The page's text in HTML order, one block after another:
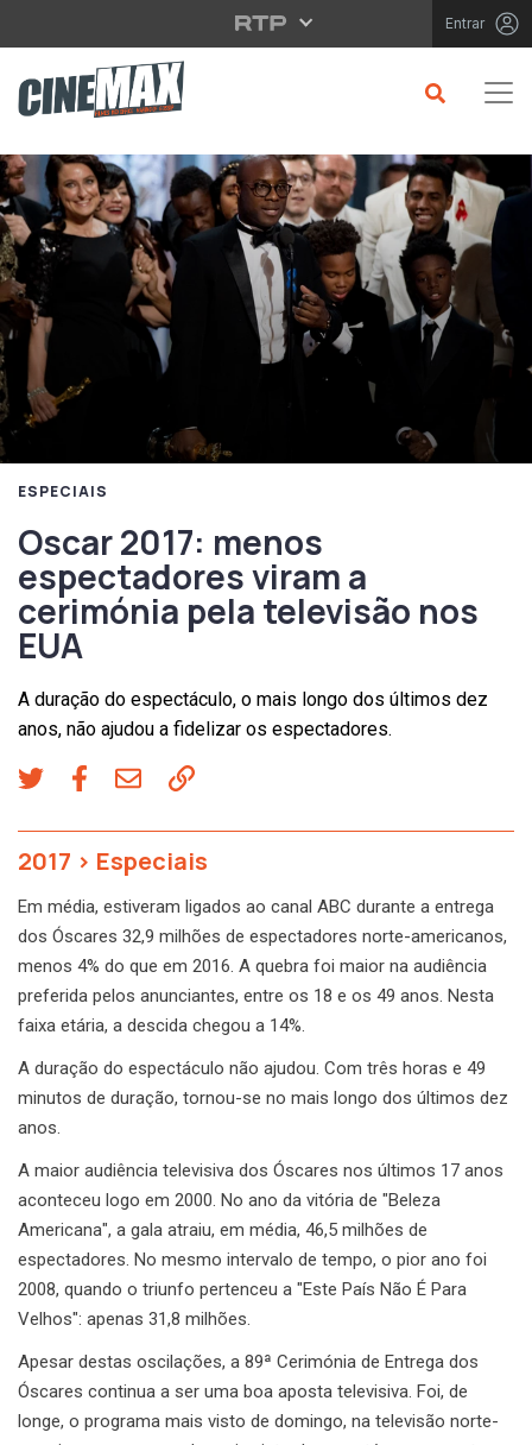
Saltar para o conteúdo principal Entrar
ESPECIAIS
Oscar 2017: menos
espectadores viram a
cerimónia pela televisão nos
EUA
A duração do espectáculo, o mais longo dos últimos dez
anos, não ajudou a fidelizar os espectadores.
2017 > Especiais
Em média, estiveram ligados ao canal ABC durante a entrega
dos Óscares 32,9 milhões de espectadores norte-americanos,
menos 4% do que em 2016. A quebra foi maior na audiência
preferida pelos anunciantes, entre os 18 e os 49 anos. Nesta
faixa etária, a descida chegou a 14%.
A duração do espectáculo não ajudou. Com três horas e 49
minutos de duração, tornou-se no mais longo dos últimos dez
anos.
A maior audiência televisiva dos Óscares nos últimos 17 anos
aconteceu logo em 2000. No ano da vitória de "Beleza
Americana", a gala atraiu, em média, 46,5 milhões de
espectadores. No mesmo intervalo de tempo, o pior ano foi
2008, quando o triunfo pertenceu a "Este País Não É Para
Velhos": apenas 31,8 milhões.
Apesar destas oscilações, a 89ª Cerimónia de Entrega dos
Óscares continua a ser uma boa aposta televisiva. Foi, de
longe, o programa mais visto de domingo, na televisão norte-